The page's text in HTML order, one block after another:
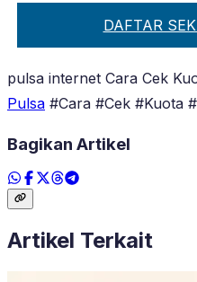
DAFTAR
pulsa internet Cara Cek
Pulsa #Cara #Cek #Kuota
Bagikan Artikel
Artikel Terkait